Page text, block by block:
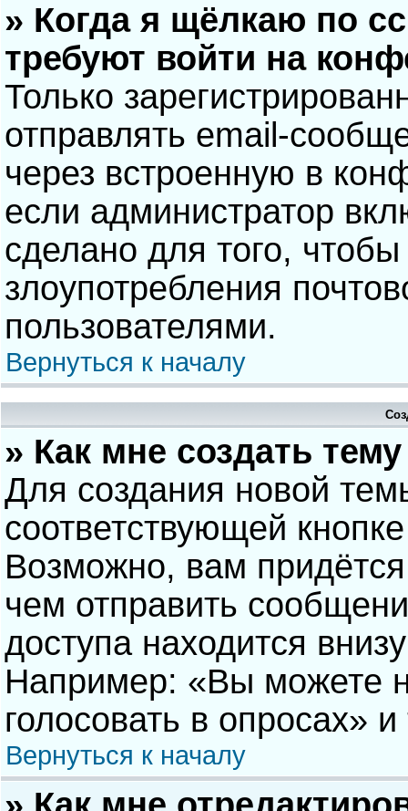
» Когда я щёлкаю по
требуют войти на
Только
отправлять email-
через встроенную в
если администратор
сделано для того, чтобы
злоупотребления
пользователями.
Вернуться к началу
» Как мне создать
Для создания новой
соответствующей
Возможно, вам
чем отправить
доступа находится
Например: «Вы можете
голосовать в опросах» и
Вернуться к началу